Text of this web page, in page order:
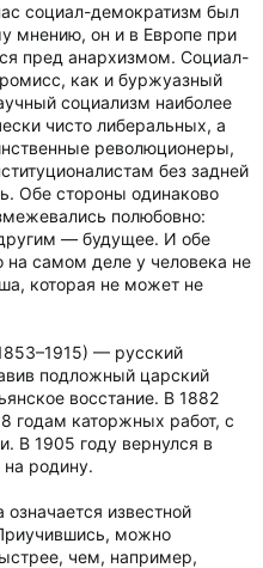
социал-демократизм был
мнению, он и в Европе при
пред анархизмом. Социал-
как и буржуазный
социализм наиболее
чисто либеральных, а
революционеры,
без задней
Обе стороны одинаково
полюбовно:
— будущее. И обе
на самом деле у человека не
которая не может не
— русский
подложный царский
восстание. В 1882
годам каторжных работ, с
В 1905 году вернулся в
родину.
известной
можно
чем, например,